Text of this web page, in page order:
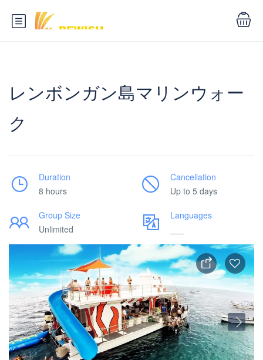
レンボンガン島マリンウォー
ク
Duration
8 hours
Cancellation
Up to 5 days
Group Size
Unlimited
Languages